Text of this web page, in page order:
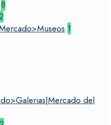
8
1
del